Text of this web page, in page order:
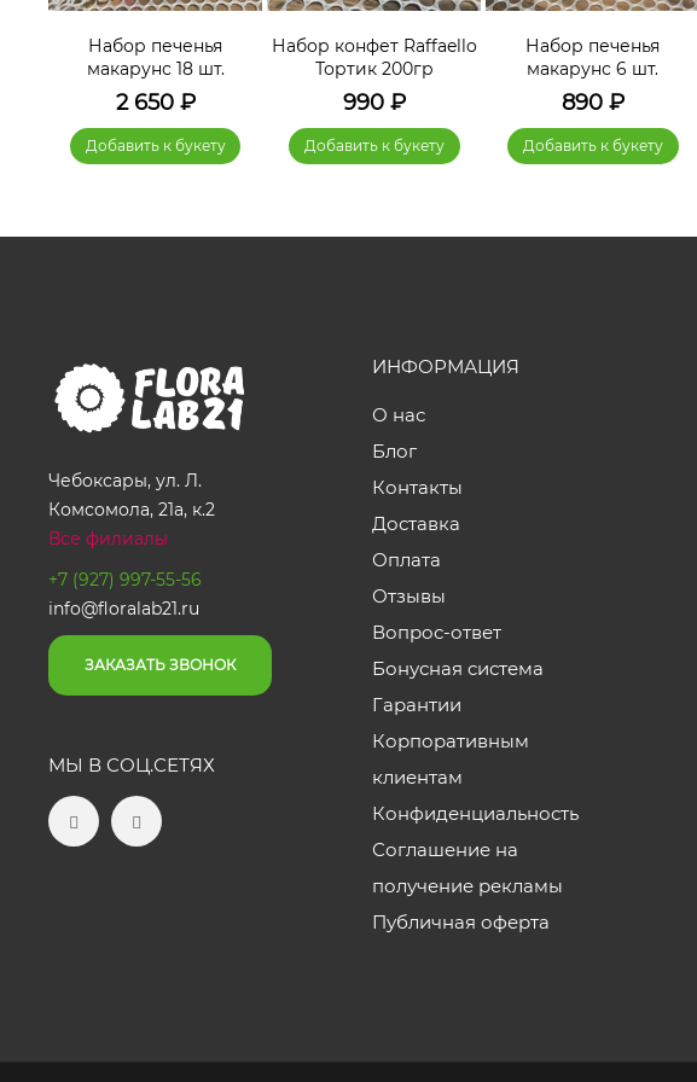
Набор печенья
макарунс 18 шт.
2 650₽
Добавить к букету
Набор конфет Raffaello
Тортик 200гр
990₽
Добавить к букету
Набор печенья
макарунс 6 шт.
890₽
Добавить к букету
Чебоксары, ул. Л.
Комсомола, 21а, к.2
Все филиалы
+7 (927) 997-55-56
info@floralab21.ru
ЗАКАЗАТЬ ЗВОНОК
МЫ В СОЦ.СЕТЯХ
ИНФОРМАЦИЯ
О нас
Блог
Контакты
Доставка
Оплата
Отзывы
Вопрос-ответ
Бонусная система
Гарантии
Корпоративным
клиентам
Конфиденциальность
Соглашение на
получение рекламы
Публичная оферта